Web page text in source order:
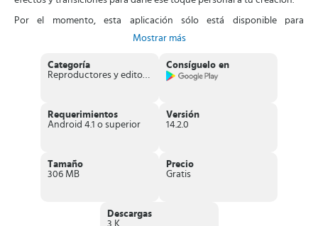
Por el momento, esta aplicación sólo está disponible para
, sólo tienes que hacer clic en el botón de más arriba con el
directa del archivo que posteriormente tendrás que instalar en tu
dispositivo Android para comenzar a utilizar la aplicación. Si
prefieres descargar la aplicación desde Google Play Store, más
Esto es lo que promete Power Director
35 efectos y 60 transiciones para personalizar tus creaciones
Exporta tus proyectos en formato HD y Full HD o 4K (estos
Formatos de vídeos admitidos: .3GP, .MP4, .MKV, MPEG-4
Formatos de imágenes compatibles: JPEG, GIF, PNG, BMP, WebP
Mostrar más
Categoría
Reproductores y editores de vídeo
Consíguelo en
Requerimientos
Android 4.1 o superior
Versión
14.2.0
Tamaño
306 MB
Precio
Gratis
Descargas
3 K